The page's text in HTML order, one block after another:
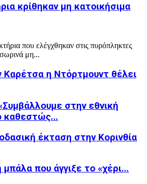
κρίθηκαν μη κατοικήσιμα
που ελέγχθηκαν στις πυρόπληκτες
μη...
η Ντόρτμουντ θέλει
στην εθνική
καθεστώς...
έκταση στην Κορινθία
που άγγιξε το «χέρι...